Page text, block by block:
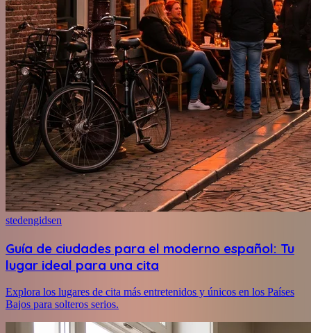
stedengidsen
Guía de ciudades para el moderno español: Tu
lugar ideal para una cita
Explora los lugares de cita más entretenidos y únicos en los Países
Bajos para solteros serios.